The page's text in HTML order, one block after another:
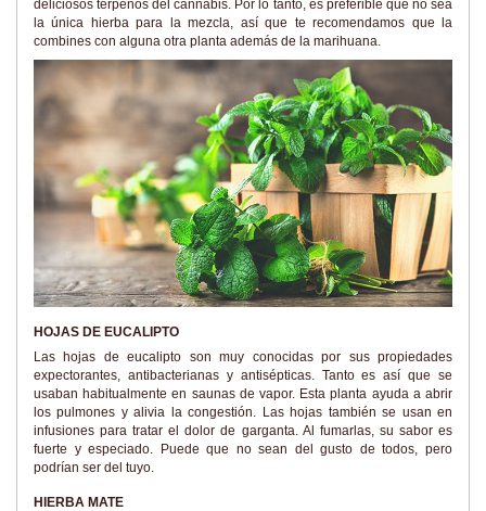
deliciosos terpenos del cannabis. Por lo tanto, es preferible que no sea
la única hierba para la mezcla, así que te recomendamos que la
combines con alguna otra planta además de la marihuana.
HOJAS DE EUCALIPTO
Las hojas de eucalipto son muy conocidas por sus propiedades
expectorantes, antibacterianas y antisépticas. Tanto es así que se
usaban habitualmente en saunas de vapor. Esta planta ayuda a abrir
los pulmones y alivia la congestión. Las hojas también se usan en
infusiones para tratar el dolor de garganta. Al fumarlas, su sabor es
fuerte y especiado. Puede que no sean del gusto de todos, pero
podrían ser del tuyo.
HIERBA MATE